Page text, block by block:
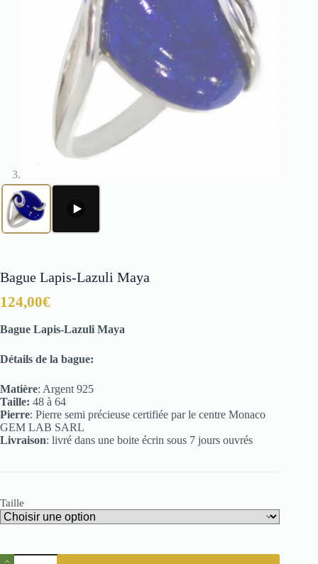
Bague Lapis-Lazuli Maya
124,00€
Bague Lapis-Lazuli Maya
Détails de la bague:
Matière: Argent 925
Taille: 48 à 64
Pierre: Pierre semi précieuse certifiée par le centre Monaco
GEM LAB SARL
Livraison: livré dans une boite écrin sous 7 jours ouvrés
Taille
quantité